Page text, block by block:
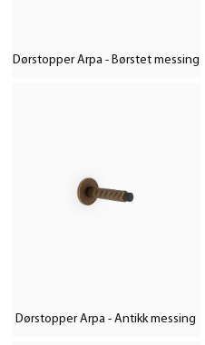
Dørstopper Arpa - Børstet messing
Dørstopper Arpa - Antikk messing